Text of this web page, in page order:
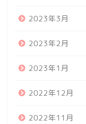
2023年3月
2023年2月
2023年1月
2022年12月
2022年11月